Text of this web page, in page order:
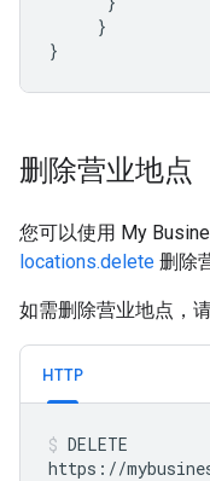
     }
删除营业地点
您可以使用 My
locations.delete 删除
如需删除营业地点，
HTTP
DELETE
https://